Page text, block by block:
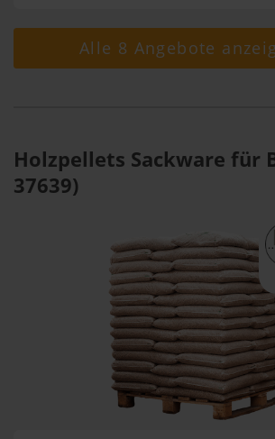
Alle 8 Angebote
Holzpellets Sackware für
37639)